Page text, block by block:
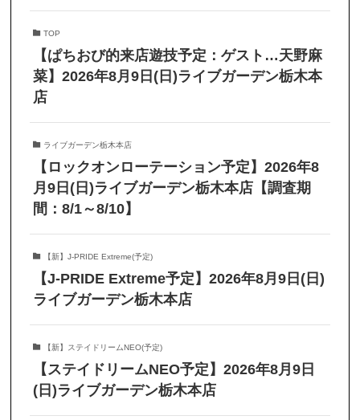
TOP
【ぱちおび的来店遊技予定：ゲスト…天野麻
菜】2026年8月9日(日)ライブガーデン栃木本
店
ライブガーデン栃木本店
【ロックオンローテーション予定】2026年8
月9日(日)ライブガーデン栃木本店【調査期
間：8/1～8/10】
【新】J-PRIDE Extreme(予定)
【J-PRIDE Extreme予定】2026年8月9日(日)
ライブガーデン栃木本店
【新】ステイドリームNEO(予定)
【ステイドリームNEO予定】2026年8月9日
(日)ライブガーデン栃木本店